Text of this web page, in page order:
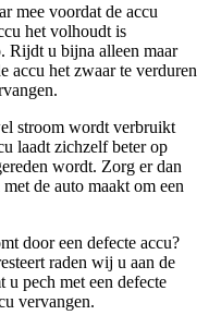
mee voordat de accu
het volhoudt is
Rijdt u bijna alleen maar
accu het zwaar te verduren
stroom wordt verbruikt
laadt zichzelf beter op
wordt. Zorg er dan
de auto maakt om een
door een defecte accu?
raden wij u aan de
pech met een defecte
vervangen.